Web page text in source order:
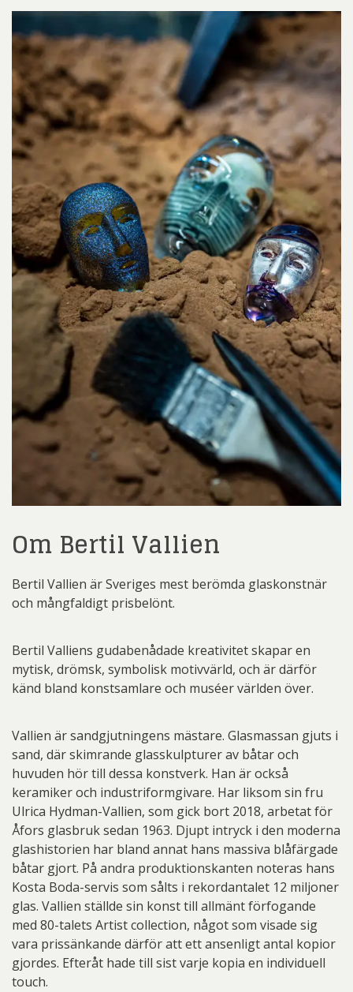
Om Bertil Vallien
Bertil Vallien är Sveriges mest berömda glaskonstnär
och mångfaldigt prisbelönt.
Bertil Valliens gudabenådade kreativitet skapar en
mytisk, drömsk, symbolisk motivvärld, och är därför
känd bland konstsamlare och muséer världen över.
Vallien är sandgjutningens mästare. Glasmassan gjuts i
sand, där skimrande glasskulpturer av båtar och
huvuden hör till dessa konstverk. Han är också
keramiker och industriformgivare. Har liksom sin fru
Ulrica Hydman-Vallien, som gick bort 2018, arbetat för
Åfors glasbruk sedan 1963. Djupt intryck i den moderna
glashistorien har bland annat hans massiva blåfärgade
båtar gjort. På andra produktionskanten noteras hans
Kosta Boda-servis som sålts i rekordantalet 12 miljoner
glas. Vallien ställde sin konst till allmänt förfogande
med 80-talets Artist collection, något som visade sig
vara prissänkande därför att ett ansenligt antal kopior
gjordes. Efteråt hade till sist varje kopia en individuell
touch.